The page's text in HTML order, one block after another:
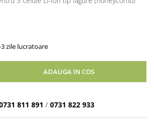
3 zile lucratoare
ADAUGA IN COS
811 891 / 0731 822 933